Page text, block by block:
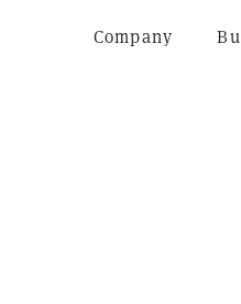
Company